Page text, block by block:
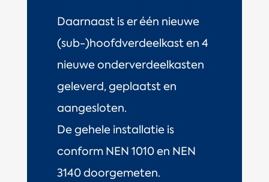
Daarnaast is er één nieuwe
(sub-)hoofdverdeelkast en 4
nieuwe onderverdeelkasten
geleverd, geplaatst en
aangesloten.
De gehele installatie is
conform NEN 1010 en NEN
3140 doorgemeten.